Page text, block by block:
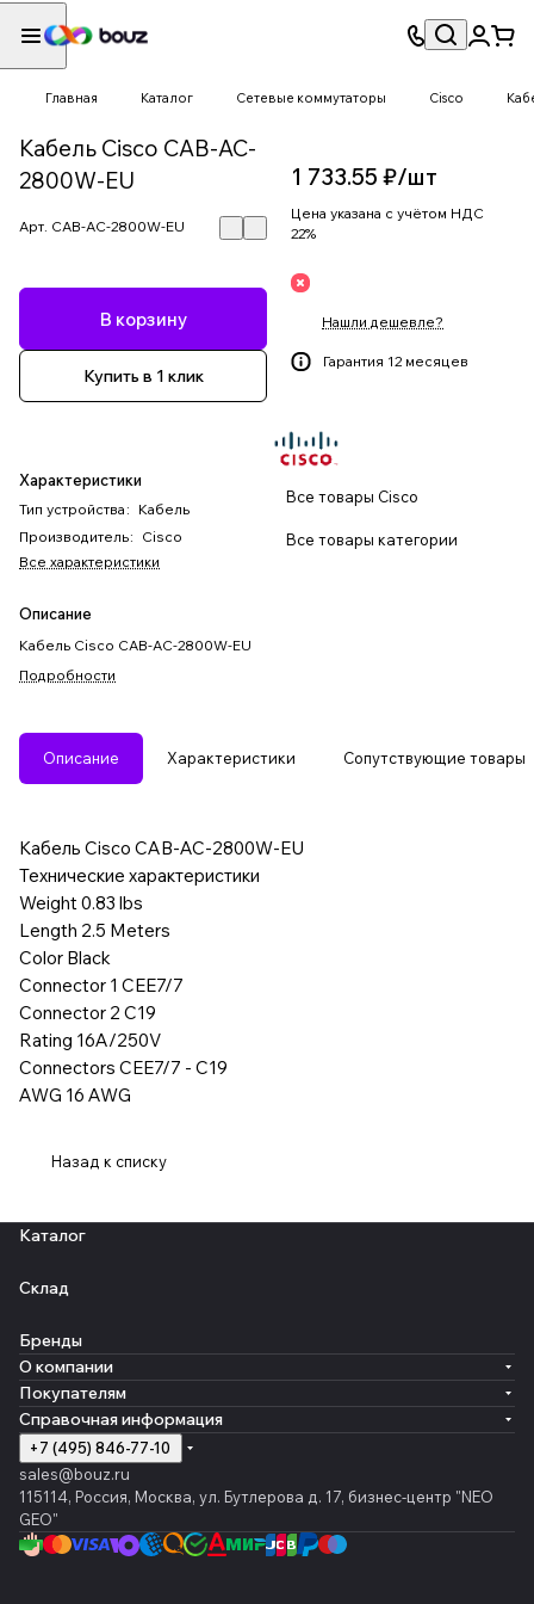
Главная Каталог Сетевые коммутаторы Cisco
Кабель Cisco CAB-AC-
2800W-EU
Арт. CAB-AC-2800W-EU
В корзину
Купить в 1 клик
Характеристики
Тип устройства : Кабель
Производитель: Cisco
Все характеристики
Описание
Кабель Cisco CAB-AC-2800W-EU
Подробности
1 733.55 ₽/шт
Цена указана с учётом НДС
22%
Нашли дешевле?
Гарантия 12 месяцев
Все товары Cisco
Все товары категории
Описание Характеристики Сопутствующие товары
Кабель Cisco CAB-AC-2800W-EU
Технические характеристики
Weight 0.83 lbs
Length 2.5 Meters
Color Black
Connector 1 CEE7/7
Connector 2 C19
Rating 16A/250V
Connectors CEE7/7 - C19
AWG 16 AWG
Назад к списку
Каталог
Склад
Бренды
О компании
Покупателям
Справочная информация
+7 (495) 846-77-10
sales@bouz.ru
115114, Россия, Москва, ул. Бутлерова д. 17, бизнес-центр "NEO
GEO"